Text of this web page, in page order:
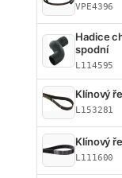
VPE4396
Hadice
spodní
L114595
Klínový
L153281
Klínový
L111600